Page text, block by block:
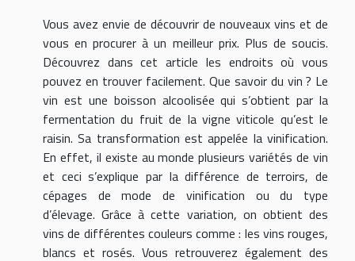
Vous avez envie de découvrir de nouveaux vins et de
vous en procurer à un meilleur prix. Plus de soucis.
Découvrez dans cet article les endroits où vous
pouvez en trouver facilement. Que savoir du vin ? Le
vin est une boisson alcoolisée qui s’obtient par la
fermentation du fruit de la vigne viticole qu’est le
raisin. Sa transformation est appelée la vinification.
En effet, il existe au monde plusieurs variétés de vin
et ceci s’explique par la différence de terroirs, de
cépages de mode de vinification ou du type
d’élevage. Grâce à cette variation, on obtient des
vins de différentes couleurs comme : les vins rouges,
blancs et rosés. Vous retrouverez également des